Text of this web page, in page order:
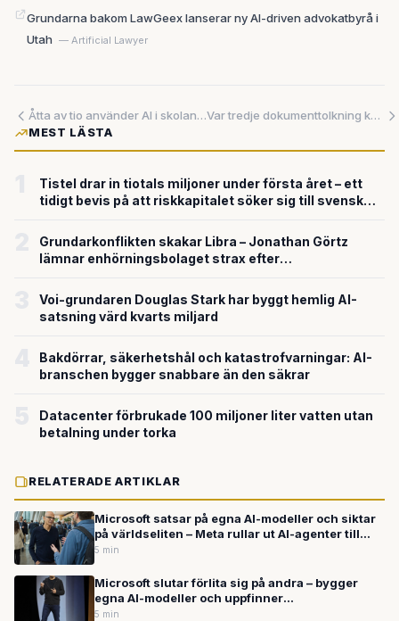
Grundarna bakom LawGeex lanserar ny AI-driven advokatbyrå i
Utah — Artificial Lawyer
Åtta av tio använder AI i skolan – men två av tre skolor saknar gemensamma regler
Var tredje dokumenttolkning kan sluta i kollaps – nu lär sig AI:n av sina egna misstag
MEST LÄSTA
Tistel drar in tiotals miljoner under första året – ett
tidigt bevis på att riskkapitalet söker sig till svensk
Grundarkonflikten skakar Libra – Jonathan Görtz
lämnar enhörningsbolaget strax efter
Voi-grundaren Douglas Stark har byggt hemlig AI-
satsning värd kvarts miljard
Bakdörrar, säkerhetshål och katastrofvarningar: AI-
branschen bygger snabbare än den säkrar
Datacenter förbrukade 100 miljoner liter vatten utan
betalning under torka
RELATERADE ARTIKLAR
Microsoft satsar på egna AI-modeller och siktar
på världseliten – Meta rullar ut AI-agenter till
miljarder användare
5 min
Microsoft slutar förlita sig på andra – bygger
egna AI-modeller och uppfinner
operativsystemet på nytt
5 min